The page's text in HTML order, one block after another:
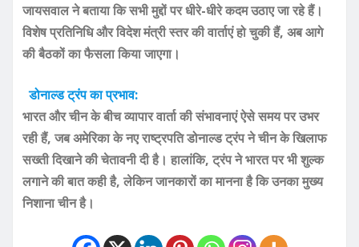
जायसवाल ने बताया कि सभी मुद्दों पर धीरे-धीरे कदम उठाए जा रहे हैं।
विशेष प्रतिनिधि और विदेश मंत्री स्तर की वार्ताएं हो चुकी हैं, अब आगे
की बैठकों का फैसला किया जाएगा।
डोनाल्ड ट्रंप का प्रभाव:
भारत और चीन के बीच व्यापार वार्ता की संभावनाएं ऐसे समय पर उभर
रही हैं, जब अमेरिका के नए राष्ट्रपति डोनाल्ड ट्रंप ने चीन के खिलाफ
सख्ती दिखाने की चेतावनी दी है। हालांकि, ट्रंप ने भारत पर भी शुल्क
लगाने की बात कही है, लेकिन जानकारों का मानना है कि उनका मुख्य
निशाना चीन है।